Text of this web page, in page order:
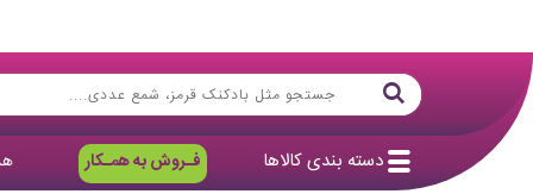
دسته بندی کالاها فـروش به همـکار